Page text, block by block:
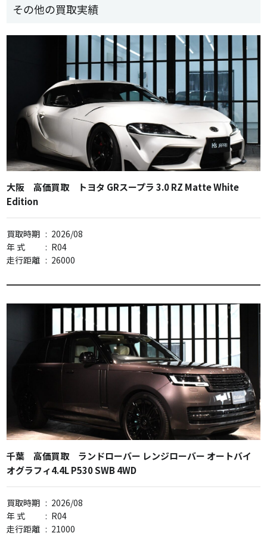
その他の買取実績
大阪 高価買取 トヨタ GRスープラ 3.0 RZ Matte White
Edition
買取時期 : 2026/08
年 式
: R04
走行距離 : 26000
千葉 高価買取 ランドローバー レンジローバー オートバイ
オグラフィ4.4L P530 SWB 4WD
買取時期 : 2026/08
年 式
: R04
走行距離 : 21000